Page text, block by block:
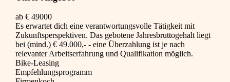
ab € 49000
Es erwartet dich eine verantwortungsvolle Tätigkeit mit
Zukunftsperspektiven. Das gebotene Jahresbruttogehalt liegt
bei (mind.) € 49.000,- - eine Überzahlung ist je nach
relevanter Arbeitserfahrung und Qualifikation möglich.
Bike-Leasing
Empfehlungsprogramm